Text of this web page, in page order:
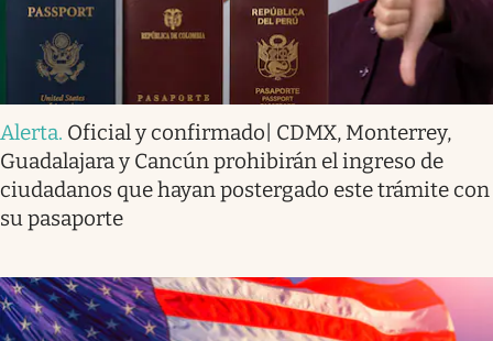
Alerta. Oficial y confirmado| CDMX, Monterrey,
Guadalajara y Cancún prohibirán el ingreso de
ciudadanos que hayan postergado este trámite con
su pasaporte